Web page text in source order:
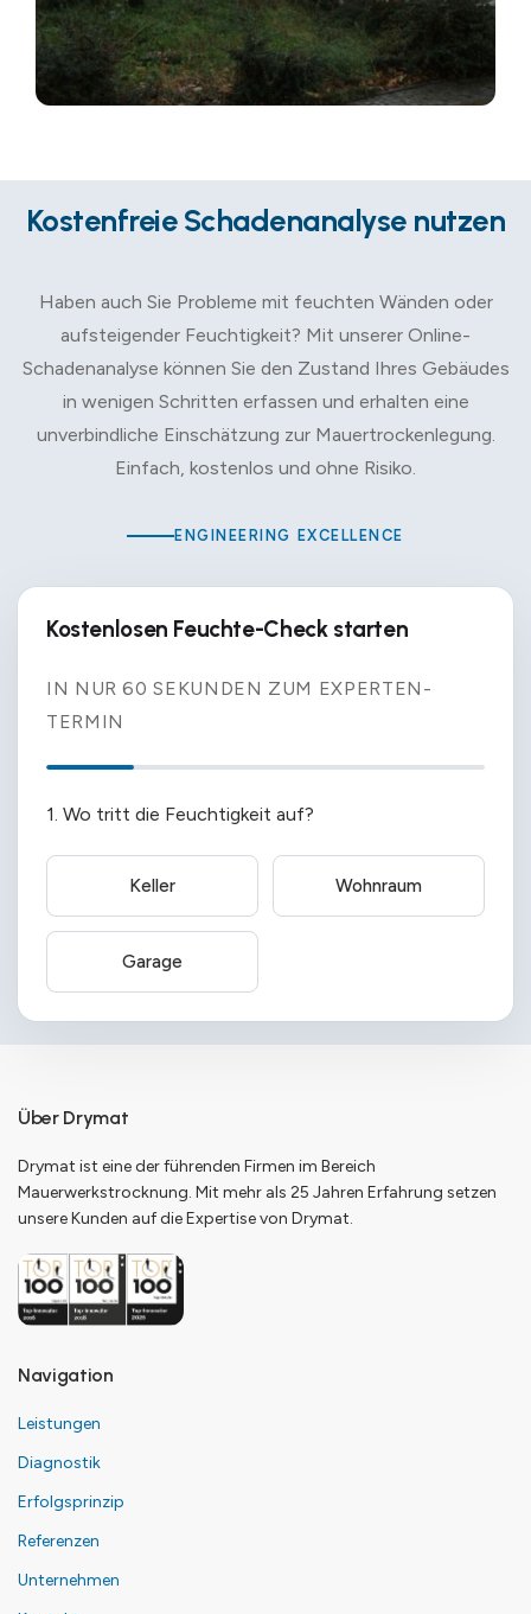
Kostenfreie Schadenanalyse nutzen
Haben auch Sie Probleme mit feuchten Wänden oder
aufsteigender Feuchtigkeit? Mit unserer Online-
Schadenanalyse können Sie den Zustand Ihres Gebäudes
in wenigen Schritten erfassen und erhalten eine
unverbindliche Einschätzung zur Mauertrockenlegung.
Einfach, kostenlos und ohne Risiko.
ENGINEERING EXCELLENCE
Kostenlosen Feuchte-Check starten
IN NUR 60 SEKUNDEN ZUM EXPERTEN-
TERMIN
1. Wo tritt die Feuchtigkeit auf?
Keller Wohnraum
Garage
Über Drymat
Drymat ist eine der führenden Firmen im Bereich
Mauerwerkstrocknung. Mit mehr als 25 Jahren Erfahrung setzen
unsere Kunden auf die Expertise von Drymat.
Navigation
Leistungen
Diagnostik
Erfolgsprinzip
Referenzen
Unternehmen